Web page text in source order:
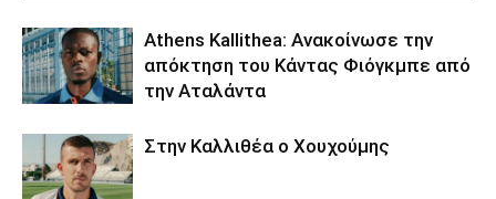
Athens Kallithea: Ανακοίνωσε την
απόκτηση του Κάντας Φιόγκμπε από
την Αταλάντα
Στην Καλλιθέα ο Χουχούμης